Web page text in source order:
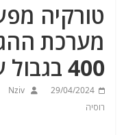
טורקיה
400 בגבול עיראק
29/04/2024
Nziv
רוסיה